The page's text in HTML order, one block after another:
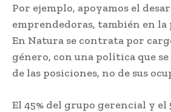
Por ejemplo, apoyamos el
emprendedoras, también en
En Natura se contrata por
género, con una política que se
de las posiciones, no de sus
El 45% del grupo gerencial y el